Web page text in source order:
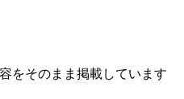
をそのまま掲載しています